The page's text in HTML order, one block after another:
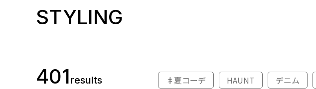
STYLING
401results ♯夏コーデ HAUNT デニム